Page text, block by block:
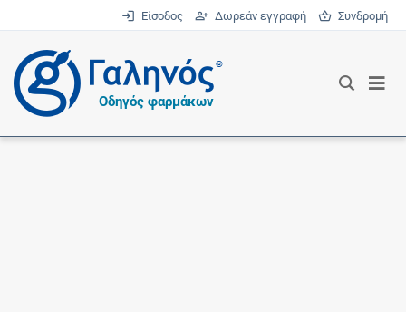
Είσοδος Δωρεάν εγγραφή Συνδρομή
®
Οδηγός φαρμάκων